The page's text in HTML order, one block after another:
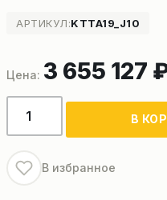
АРТИКУЛ:KTTA19_J10
3 655 127
Количество
товара
Cummins
КТТА19-
В
В избранное